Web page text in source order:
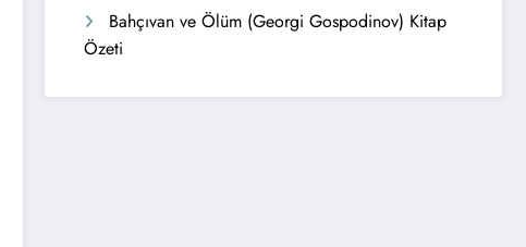
Bahçıvan ve Ölüm (Georgi Gospodinov) Kitap
Özeti